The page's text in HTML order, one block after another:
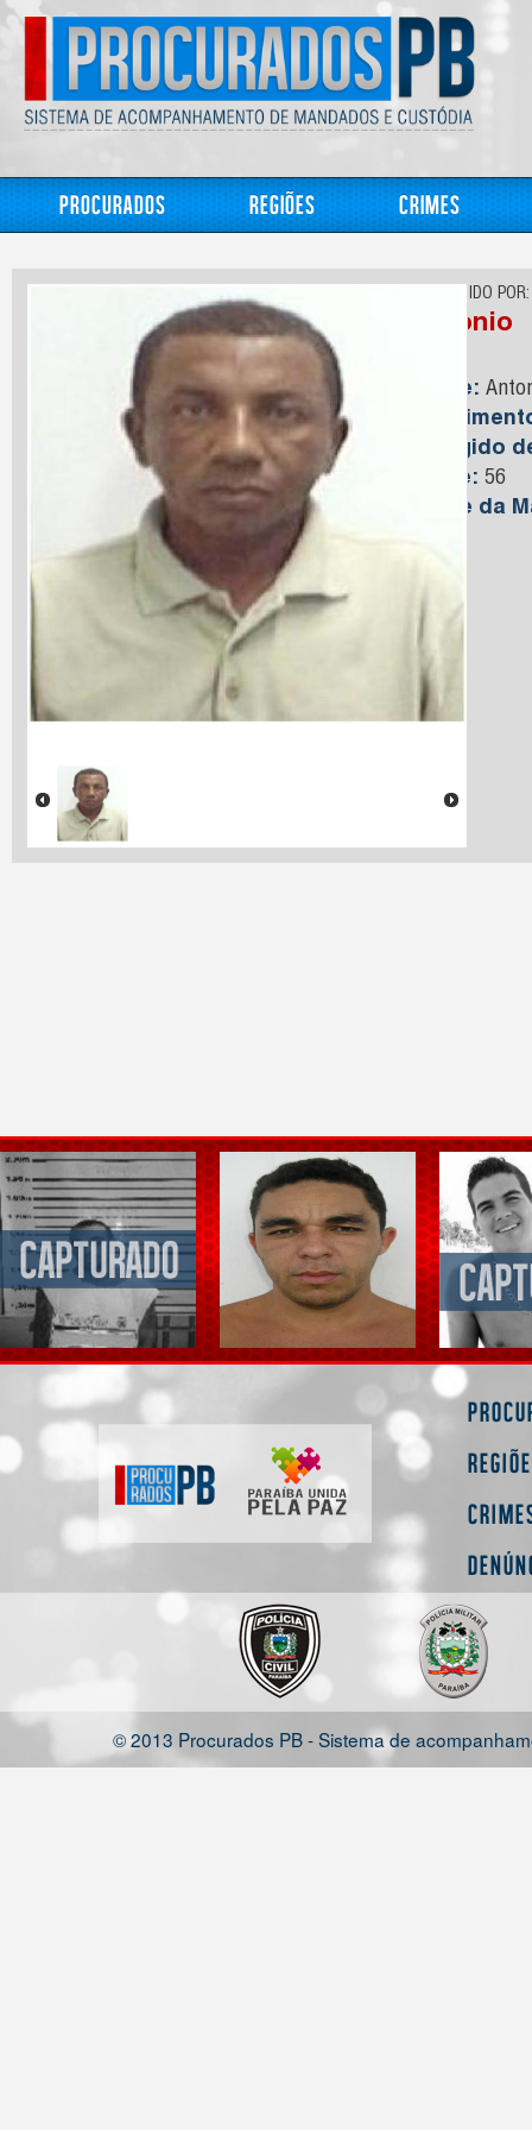
Procurados Regiões Crimes
CONHECIDO POR:
Antonio
Nome:
Foragido
Idade: 56
Nome da
© 2013 Procurados PB - Sistema de